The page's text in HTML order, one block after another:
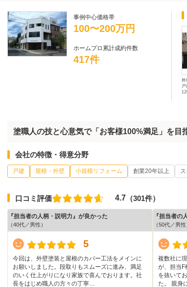
事例中心価格帯
100〜200万円
ホームプロ累計成約件数
417件
外
塗職人の技と心意気で「お客様100%満足」を目
会社の特徴・得意分野
戸建 屋根・外壁 小規模リフォーム 創業20年以上
口コミ評価 4.7 （301件）
『担当者の人柄・説明力』が良かった
（40代／男性）
5
今回は、外壁塗装と屋根のカバー工法をメインに
お願いしました。段取りもスムーズに進み、満足
のいく仕上がりになり家族で喜んでおります。社
長をはじめ職人の方々の丁寧…
『担当者の
（50代／男性
複数社に
が、担当F
を抜いて
た。 親身